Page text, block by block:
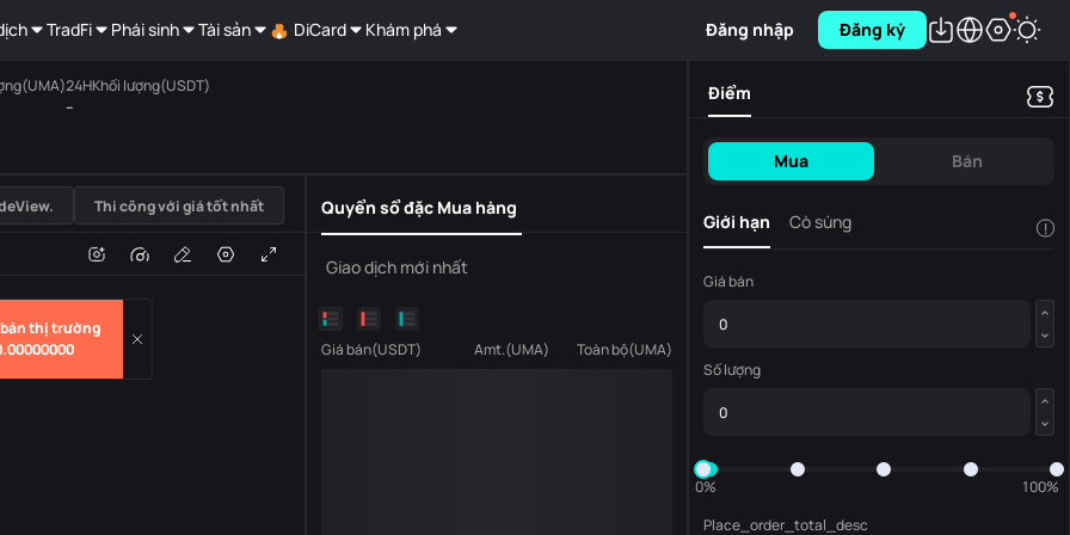
TradFi Phái sinh Tài sản DiCard Khám phá Đăng nhập Đăng ký
thị trường
24HKhối lượng(USDT)
--
USDT
Âm lượng
Thi công với giá tốt nhất Quyển sổ đặc Mua hàng
Giao dịch mới nhất
Giá bán(USDT) Amt.(UMA) Toàn bộ(UMA)
Điểm
Mua Bán
Giới hạn Cò súng !
Giá bán
Số lượng
0%
100%
Place_order_total_desc